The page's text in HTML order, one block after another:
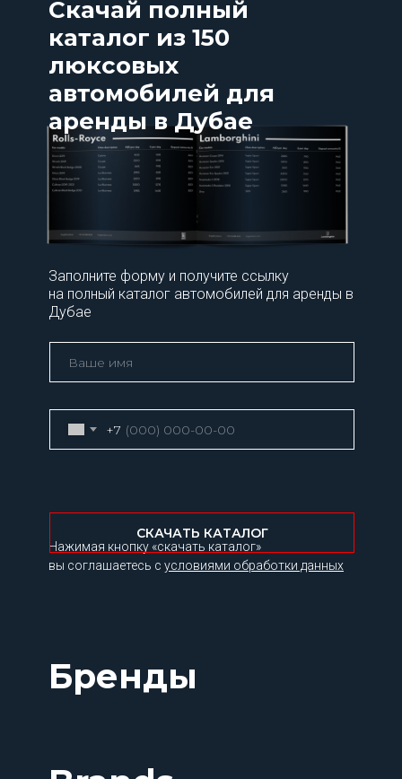
Нажимая кнопку «скачать каталог»
вы соглашаетесь с условиями обработки данных
Скачай полный
каталог из 150
люксовых
автомобилей для
аренды в Дубае
+7
СКАЧАТЬ КАТАЛОГ
Заполните форму и получите ссылку
на полный каталог автомобилей для аренды в
Дубае
Бренды